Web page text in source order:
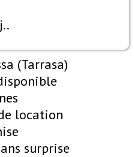
j..
(Tarrasa)
location
surprise